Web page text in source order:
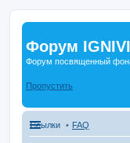
Форум IGNIVI
Форум посвященный
Пропустить
Ссылки FAQ